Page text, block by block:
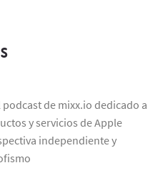
de mixx.io dedicado a
y servicios de Apple
independiente y